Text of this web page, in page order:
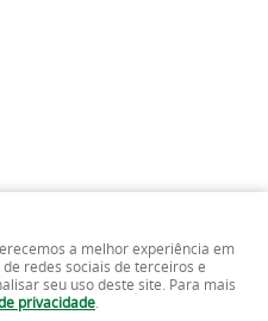
a melhor experiência em
redes sociais de terceiros e
seu uso deste site. Para mais
privacidade